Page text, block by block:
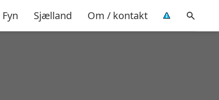
Fyn Sjælland Om / kontakt